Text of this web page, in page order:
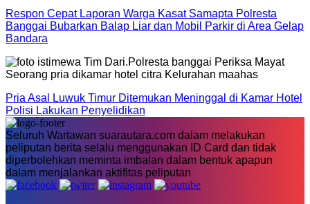
Respon Cepat Laporan Warga Kasat Samapta Polresta
Banggai Bubarkan Balap Liar dan Mobil Parkir di Area Gelap
Bandara
Pria Asal Luwuk Timur Ditemukan Meninggal di Kamar Hotel
Polisi Lakukan Penyelidikan
Seluruh Wartawan suarautara.com dalam melakukan
peliputan berita selalu menggunakan ID Card dan tidak
diperbolehkan meminta imbalan dalam bentuk apapun
dalam menjalankan aktifitas peliputan